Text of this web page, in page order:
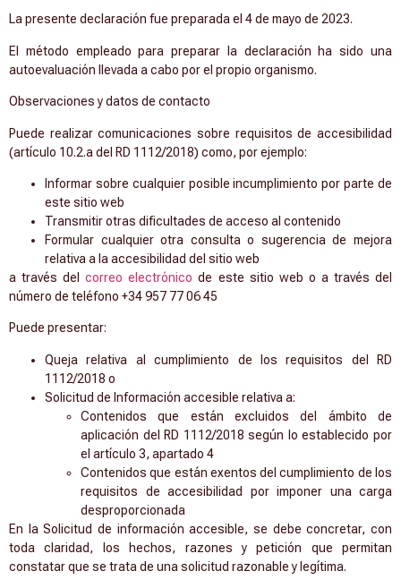
La presente declaración fue preparada el 4 de mayo de 2023.
El método empleado para preparar la declaración ha sido una
autoevaluación llevada a cabo por el propio organismo.
Observaciones y datos de contacto
Puede realizar comunicaciones sobre requisitos de accesibilidad
(artículo 10.2.a del RD 1112/2018) como, por ejemplo:
Informar sobre cualquier posible incumplimiento por parte de
este sitio web
Transmitir otras dificultades de acceso al contenido
Formular cualquier otra consulta o sugerencia de mejora
relativa a la accesibilidad del sitio web
a través delcorreo electrónico de este sitio web o a través del
número de teléfono +34 957 77 06 45
Puede presentar:
Queja relativa al cumplimiento de los requisitos del RD
1112/2018 o
Solicitud de Información accesible relativa a:
Contenidos que están excluidos del ámbito de
aplicación del RD 1112/2018 según lo establecido por
el artículo 3, apartado 4
Contenidos que están exentos del cumplimiento de los
requisitos de accesibilidad por imponer una carga
desproporcionada
En la Solicitud de información accesible, se debe concretar, con
toda claridad, los hechos, razones y petición que permitan
constatar que se trata de una solicitud razonable y legítima.